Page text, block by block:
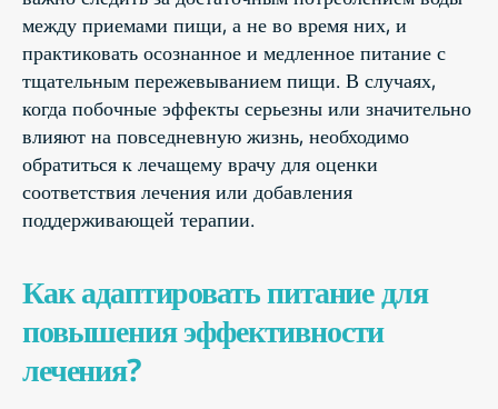
между приемами пищи, а не во время них, и
практиковать осознанное и медленное питание с
тщательным пережевыванием пищи. В случаях,
когда побочные эффекты серьезны или значительно
влияют на повседневную жизнь, необходимо
обратиться к лечащему врачу для оценки
соответствия лечения или добавления
поддерживающей терапии.
Как адаптировать питание для
повышения эффективности
лечения?